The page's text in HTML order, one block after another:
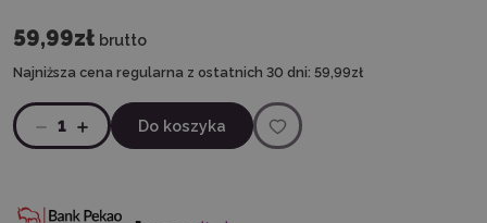
59,99zł brutto
Najniższa cena regularna z ostatnich 30 dni: 59,99zł
1 Do koszyka